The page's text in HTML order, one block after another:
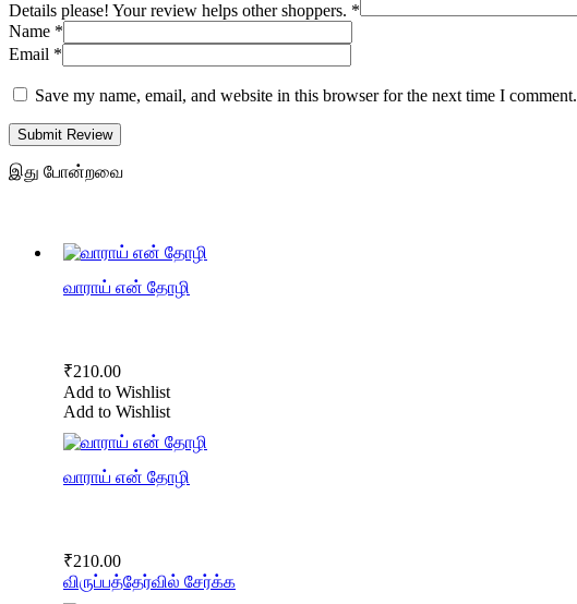
Details please! Your review helps other shoppers. *
Name *
Email *
Save my name, email, and website in this browser for the next time I comment.
Submit Review
இது போன்றவை
வாராய் என் தோழி
₹210.00
Add to Wishlist
Add to Wishlist
வாராய் என் தோழி
₹210.00
விருப்பத்தேர்வில் சேர்க்க